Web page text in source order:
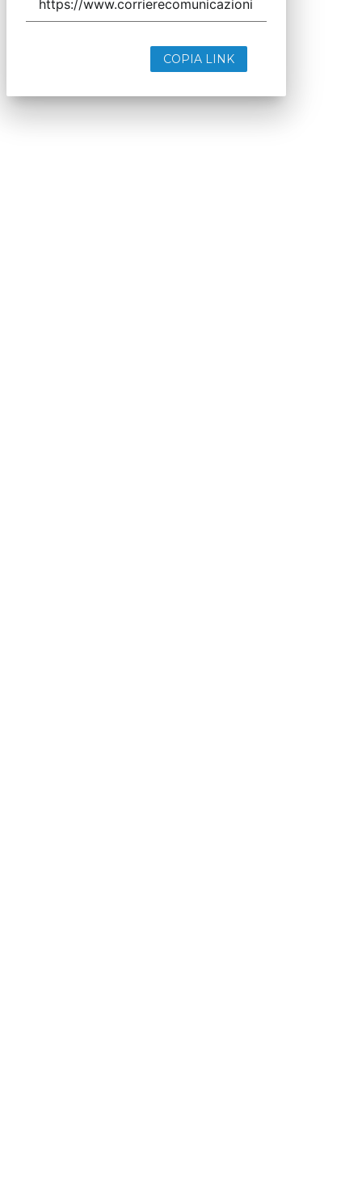
COPIA LINK